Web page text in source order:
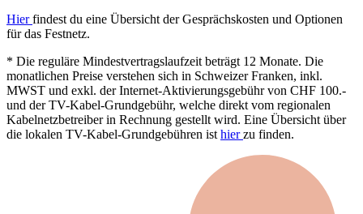
Hierfindest du eine Übersicht der Gesprächskosten und Optionen
für das Festnetz.
* Die reguläre Mindestvertragslaufzeit beträgt 12 Monate. Die
monatlichen Preise verstehen sich in Schweizer Franken, inkl.
MWST und exkl. der Internet-Aktivierungsgebühr von CHF 100.-
und der TV-Kabel-Grundgebühr, welche direkt vom regionalen
Kabelnetzbetreiber in Rechnung gestellt wird. Eine Übersicht über
die lokalen TV-Kabel-Grundgebühren ist hierzu finden.